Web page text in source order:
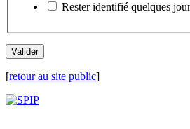
Rester identifié quelques
[retour au site public]